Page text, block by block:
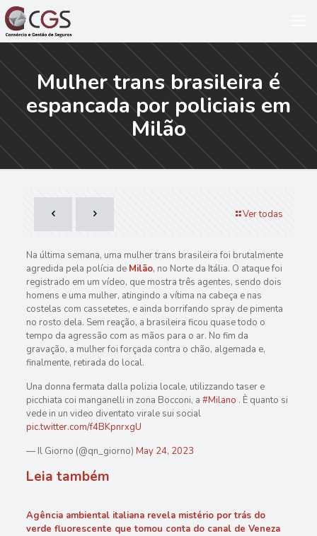
Mulher trans brasileira é
espancada por policiais em
Milão
Ver todas
Na última semana, uma mulher trans brasileira foi brutalmente
agredida pela polícia de Milão, no Norte da Itália. O ataque foi
registrado em um vídeo, que mostra três agentes, sendo dois
homens e uma mulher, atingindo a vítima na cabeça e nas
costelas com cassetetes, e ainda borrifando spray de pimenta
no rosto dela. Sem reação, a brasileira ficou quase todo o
tempo da agressão com as mãos para o ar. No fim da
gravação, a mulher foi forçada contra o chão, algemada e,
finalmente, retirada do local.
Una donna fermata dalla polizia locale, utilizzando taser e
picchiata coi manganelli in zona Bocconi, a #Milano . È quanto si
vede in un video diventato virale sui social
pic.twitter.com/f4BKpnrxgU
— Il Giorno (@qn_giorno) May 24, 2023
Leia também
Agência ambiental italiana revela mistério por trás do
verde fluorescente que tomou conta do canal de Veneza